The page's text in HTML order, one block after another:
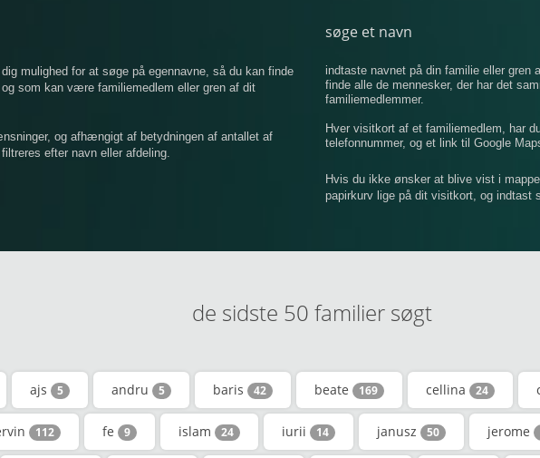
mulighed for at søge på egennavne, så du kan finde
som kan være familiemedlem eller gren af ​​dit
og afhængigt af betydningen af ​​antallet af
efter navn eller afdeling.
søge et navn
indtaste navnet på din familie eller
finde alle de mennesker, der har det
familiemedlemmer.
Hver visitkort af et familiemedlem, har
telefonnummer, og et link til Google
Hvis du ikke ønsker at blive vist i
papirkurv lige på dit visitkort, og indtast
de sidste 50 familier søgt
ajs 5 andru 5 baris 42 beate 169 cellina 24
112 fe 9 islam 24 iurii 14 janusz 50 jerome